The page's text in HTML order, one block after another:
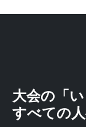
大会の「い
すべての人